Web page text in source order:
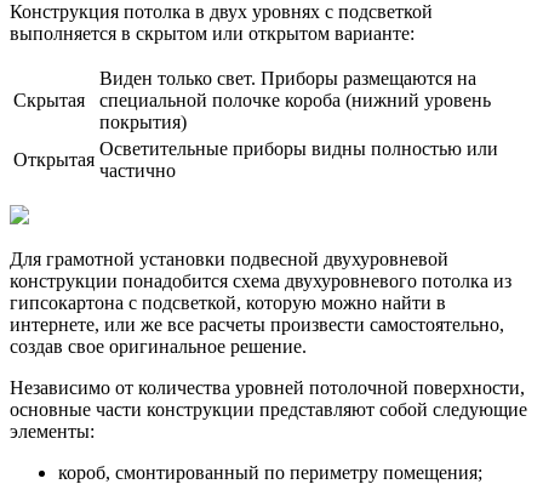
Конструкция потолка в двух уровнях с подсветкой
выполняется в скрытом или открытом варианте:
Скрытая
Виден только свет. Приборы размещаются на
специальной полочке короба (нижний уровень
покрытия)
Открытая
Осветительные приборы видны полностью или
частично
Для грамотной установки подвесной двухуровневой
конструкции понадобится схема двухуровневого потолка из
гипсокартона с подсветкой, которую можно найти в
интернете, или же все расчеты произвести самостоятельно,
создав свое оригинальное решение.
Независимо от количества уровней потолочной поверхности,
основные части конструкции представляют собой следующие
элементы:
короб, смонтированный по периметру помещения;